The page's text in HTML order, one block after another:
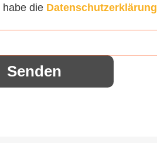
habe die Datenschutzerklärung
Senden